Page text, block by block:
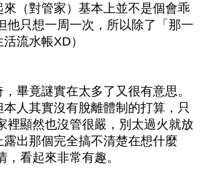
（對管家）基本上並不是個會乖
他只想一周一次，所以除了「那一
流水帳XD）
畢竟謎實在太多了又很有意思。
人其實沒有脫離體制的打算，只
裡顯然也沒管很嚴，別太過火就放
出那個完全搞不清楚在想什麼
，看起來非常有趣。